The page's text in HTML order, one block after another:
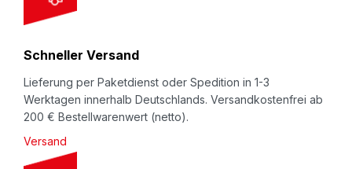
e
r
Schneller Versand
Lieferung per Paketdienst oder Spedition in 1-3
Werktagen innerhalb Deutschlands. Versandkostenfrei ab
200 € Bestellwarenwert (netto).
Versand